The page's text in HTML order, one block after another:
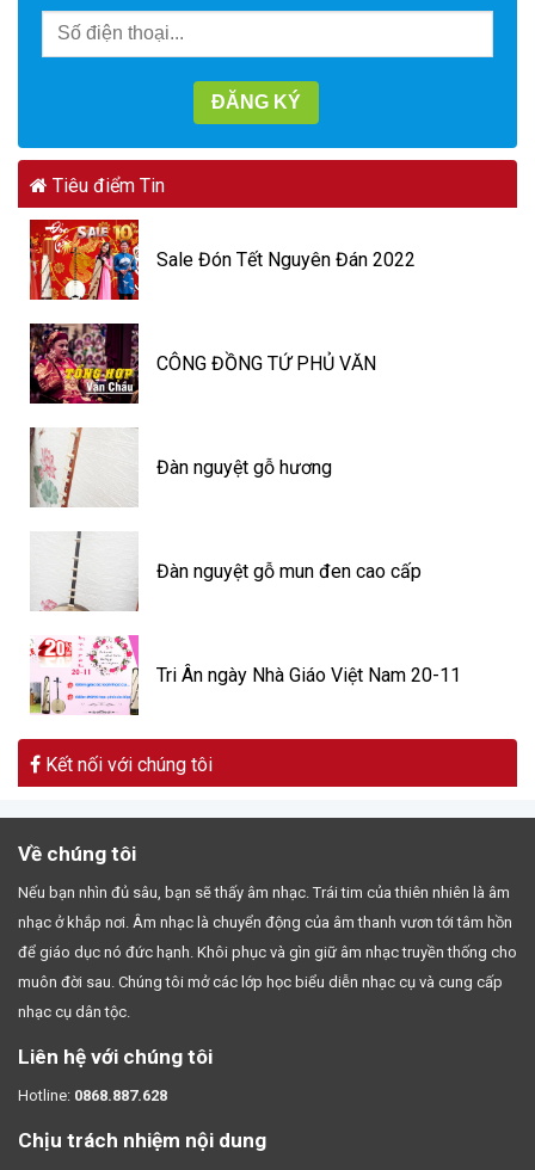
Tiêu điểm Tin
Sale Đón Tết Nguyên Đán 2022
CÔNG ĐỒNG TỨ PHỦ VĂN
Đàn nguyệt gỗ hương
Đàn nguyệt gỗ mun đen cao cấp
Tri Ân ngày Nhà Giáo Việt Nam 20-11
Kết nối với chúng tôi
Về chúng tôi
Nếu bạn nhìn đủ sâu, bạn sẽ thấy âm nhạc. Trái tim của thiên nhiên là âm
nhạc ở khắp nơi. Âm nhạc là chuyển động của âm thanh vươn tới tâm hồn
để giáo dục nó đức hạnh. Khôi phục và gìn giữ âm nhạc truyền thống cho
muôn đời sau. Chúng tôi mở các lớp học biểu diễn nhạc cụ và cung cấp
nhạc cụ dân tộc.
Liên hệ với chúng tôi
Hotline: 0868.887.628
Chịu trách nhiệm nội dung